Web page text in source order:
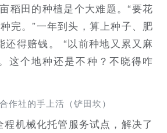
稻田的种植是个大难题。“要花
完。”一年到头，算上种子、肥
还得赔钱。 “以前种地又累又麻
这个地种还是不种？不晓得咋
作社的手上活（铲田坎）
程机械化托管服务试点，解决了